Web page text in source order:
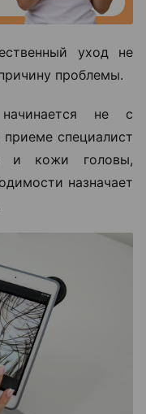
уход не
проблемы.
не с
специалист
и кожи головы,
назначает